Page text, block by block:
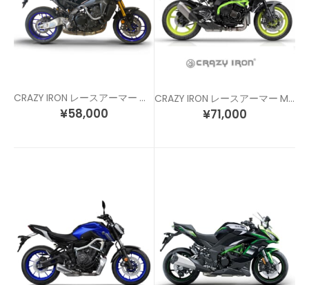
CRAZY IRON レースアーマー MT-09 (21-) / XSR900 (22-)
¥58,000
CRAZY IRON レースアーマー MT-10
¥71,000